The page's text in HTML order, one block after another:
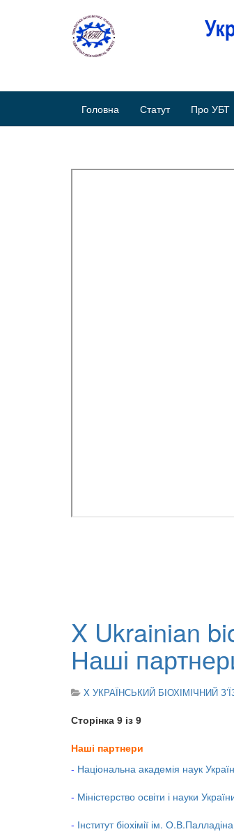
Головна Статут Про УБТ
X Ukrainian
Наші
X УКРАЇНСЬКИЙ БІОХІМІЧНИЙ
Сторінка 9 із 9
Наші партнери
- Національна академія наук
- Міністерство освіти і науки
- Інститут біохімії ім.